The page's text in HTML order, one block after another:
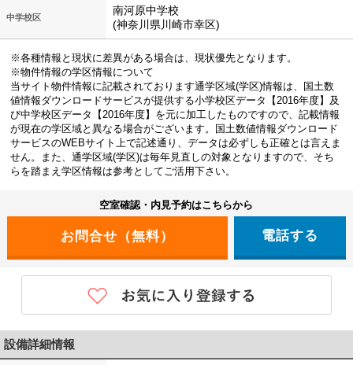
中学校区
南河原中学校
(神奈川県川崎市幸区)
※各種情報と現状に差異がある場合は、現状優先となります。
※物件情報の学区情報について
当サイト物件情報に記載されております通学区域(学区)情報は、国土数
値情報ダウンロードサービスが提供する小学校区データ【2016年度】及
び中学校区データ【2016年度】を元に加工したものですので、記載情報
が現在の学区域と異なる場合がございます。国土数値情報ダウンロード
サービスのWEBサイト上で記述通り、データは必ずしも正確とは言えま
せん。また、通学区域(学区)は毎年見直しの対象となりますので、そち
らを踏まえ学区情報は参考としてご活用下さい。
空室確認・内見予約はこちらから
電話する
設備詳細情報